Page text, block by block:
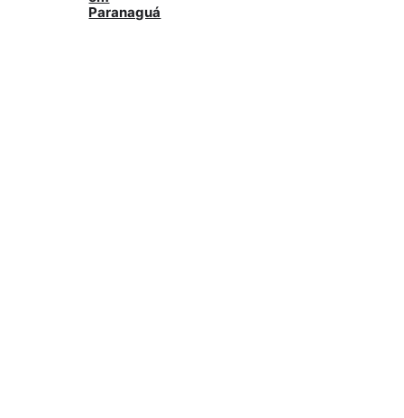
Paranaguá